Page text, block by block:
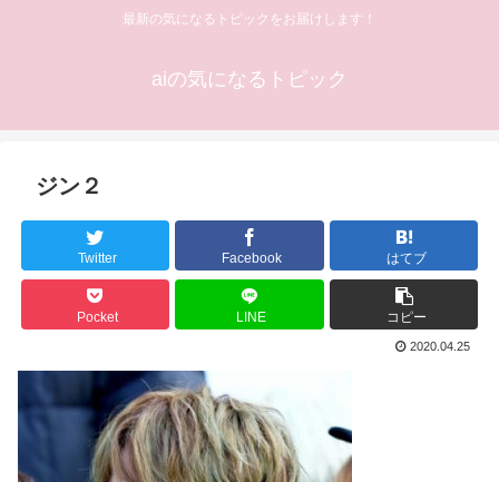
最新の気になるトピックをお届けします！
aiの気になるトピック
ジン２
Twitter Facebook はてブ
Pocket LINE コピー
2020.04.25